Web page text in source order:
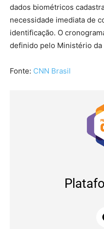
dados biométricos
necessidade imediata de
identificação. O
definido pelo Ministério da
Fonte: CNN Brasil